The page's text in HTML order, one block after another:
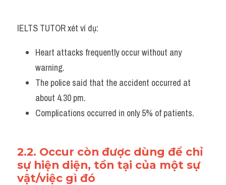
IELTS TUTOR xét ví dụ:
Heart attacks frequently occur without any
warning.
The police said that the accident occurred at
about 4.30 pm.
Complications occurred in only 5% of patients.
2.2. Occur còn được dùng để chỉ
sự hiện diện, tồn tại của một sự
vật/việc gì đó